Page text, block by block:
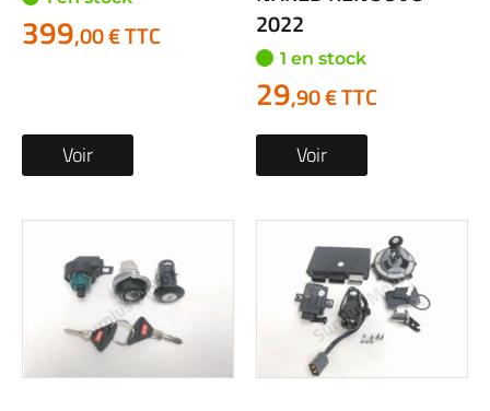
399,00 € TTC
Voir
2022
1 en stock
29,90 € TTC
Voir